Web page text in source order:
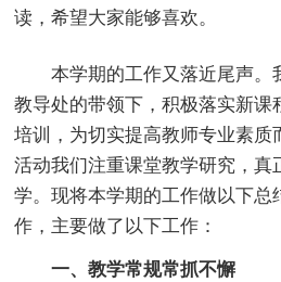
读，希望大家能够喜欢。
本学期的工作又落近尾声。
教导处的带领下，积极落实新课
培训，为切实提高教师专业素质
活动我们注重课堂教学研究，真
学。现将本学期的工作做以下总
作，主要做了以下工作：
一、教学常规常抓不懈